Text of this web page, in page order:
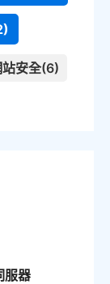
安全(6)
服器